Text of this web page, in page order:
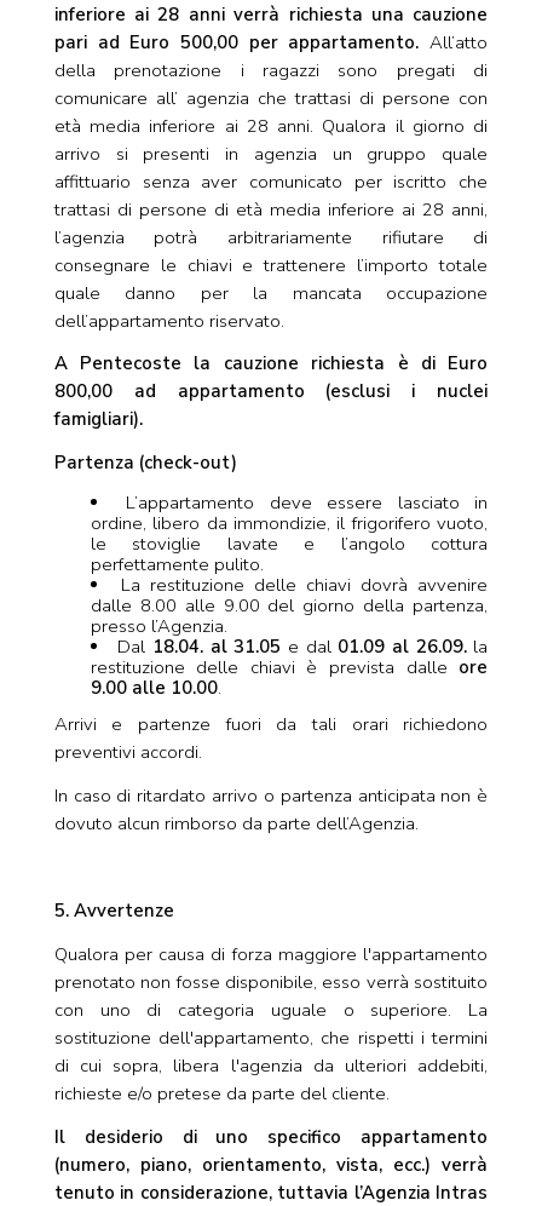
inferiore ai 28 anni verrà richiesta una cauzione
pari ad Euro 500,00 per appartamento.All’atto
della prenotazione i ragazzi sono pregati di
comunicare all’ agenzia che trattasi di persone con
età media inferiore ai 28 anni. Qualora il giorno di
arrivo si presenti in agenzia un gruppo quale
affittuario senza aver comunicato per iscritto che
trattasi di persone di età media inferiore ai 28 anni,
l’agenzia potrà arbitrariamente rifiutare di
consegnare le chiavi e trattenere l’importo totale
quale danno per la mancata occupazione
dell’appartamento riservato.
A Pentecoste la cauzione richiesta è di Euro
800,00 ad appartamento (esclusi i nuclei
famigliari).
Partenza (check-out)
L’appartamento deve essere lasciato in
ordine, libero da immondizie, il frigorifero vuoto,
le stoviglie lavate e l’angolo cottura
perfettamente pulito.
La restituzione delle chiavi dovrà avvenire
dalle 8.00 alle 9.00 del giorno della partenza,
presso l’Agenzia.
Dal 18.04. al 31.05 e dal01.09 al 26.09. la
restituzione delle chiavi è prevista dalle ore
9.00 alle 10.00.
Arrivi e partenze fuori da tali orari richiedono
preventivi accordi.
In caso di ritardato arrivo o partenza anticipata non è
dovuto alcun rimborso da parte dell’Agenzia.
5. Avvertenze
Qualora per causa di forza maggiore l'appartamento
prenotato non fosse disponibile, esso verrà sostituito
con uno di categoria uguale o superiore. La
sostituzione dell'appartamento, che rispetti i termini
di cui sopra, libera l'agenzia da ulteriori addebiti,
richieste e/o pretese da parte del cliente.
Il desiderio di uno specifico appartamento
(numero, piano, orientamento, vista, ecc.) verrà
tenuto in considerazione, tuttavia l’Agenzia Intras